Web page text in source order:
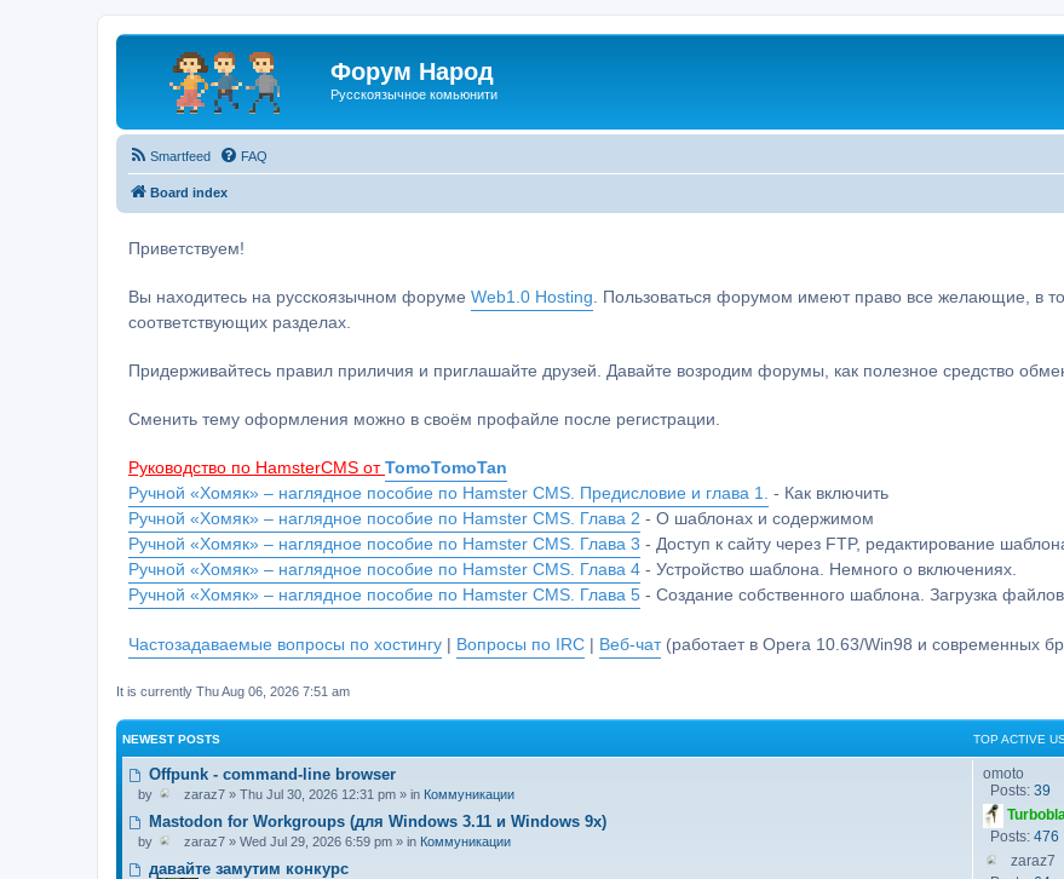
Форум Народ
Русскоязычное комьюнити
Smartfeed FAQ
Board index
Приветствуем!
Вы находитесь на русскоязычном форуме Web1.0 Hosting . Пользоваться форумом имеют право все желающие, в
соответствующих разделах.
Придерживайтесь правил приличия и приглашайте друзей. Давайте возродим форумы, как полезное средство
Сменить тему оформления можно в своём профайле после регистрации.
Руководство по HamsterCMS от TomoTomoTan
Ручной «Хомяк» – наглядное пособие по Hamster CMS. Предисловие и глава 1.
- Как включить
Ручной «Хомяк» – наглядное пособие по Hamster CMS. Глава 2 - О шаблонах и содержимом
Ручной «Хомяк» – наглядное пособие по Hamster CMS. Глава 3 - Доступ к сайту через FTP, редактирование
Ручной «Хомяк» – наглядное пособие по Hamster CMS. Глава 4 - Устройство шаблона. Немного о включениях.
Ручной «Хомяк» – наглядное пособие по Hamster CMS. Глава 5 - Создание собственного шаблона. Загрузка
Частозадаваемые вопросы по хостингу | Вопросы по IRC | Веб-чат(работает в Opera 10.63/Win98 и современных
It is currently Thu Aug 06, 2026 7:51 am
NEWEST POSTS TOP ACTIVE
Offpunk - command-line browser
by zaraz7 » Thu Jul 30, 2026 12:31 pm » in Коммуникации
Mastodon for Workgroups (для Windows 3.11 и Windows 9x)
by zaraz7 » Wed Jul 29, 2026 6:59 pm » in Коммуникации
давайте замутим конкурс
omoto
Posts: 39
Posts: 476
zaraz7